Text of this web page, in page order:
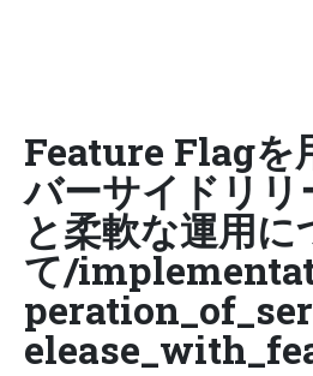
Feature Flagを
バーサイドリリ
と柔軟な運用に
て/